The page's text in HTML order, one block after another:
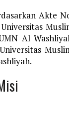
Akte
Al